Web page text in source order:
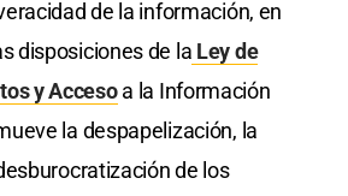
de la información, en
disposiciones de la Ley de
y Accesoa la Información
la despapelización, la
de los